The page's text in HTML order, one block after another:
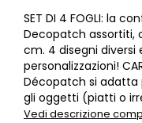
SET DI 4 FOGLI: la
Decopatch assortiti,
cm. 4 disegni
personalizzazioni!
Décopatch si
gli oggetti (piatti o
Vedi descrizione